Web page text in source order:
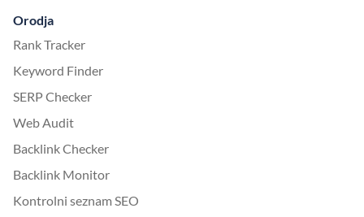
Orodja
Rank Tracker
Keyword Finder
SERP Checker
Web Audit
Backlink Checker
Backlink Monitor
Kontrolni seznam SEO